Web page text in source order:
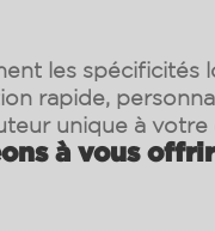
les spécificités
rapide,
unique à votre
à vous